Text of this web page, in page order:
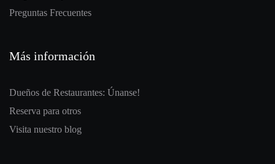
Preguntas Frecuentes
Más información
Dueños de Restaurantes: Únanse!
Reserva para otros
Visita nuestro blog